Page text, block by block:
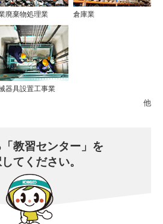
廃棄物処理業 倉庫業
器具設置工事業
他
「教習センター」を
てください。